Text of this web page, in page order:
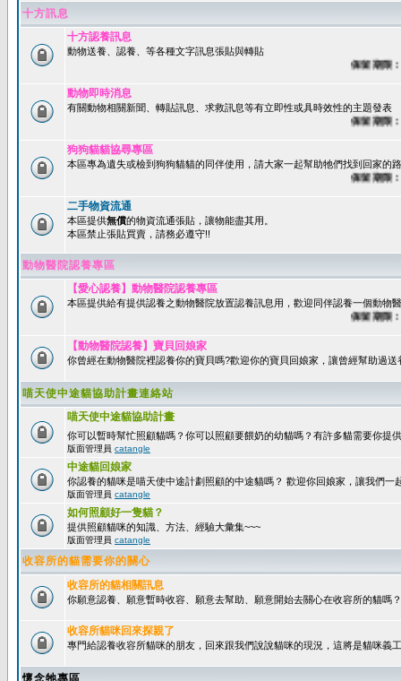
十方訊息
十方認養訊息
動物送養、認養、等各種文字訊息張貼與轉貼
保留期限：60
動物即時消息
有關動物相關新聞、轉貼訊息、求救訊息等有立即性或具時效性的主題發表
保留期限：45
狗狗貓貓協尋專區
本區專為遺失或檢到狗狗貓貓的同伴使用，請大家一起幫助牠們找到回家的
保留期限：60
二手物資流通
本區提供無償的物資流通張貼，讓物能盡其用。
本區禁止張貼買賣，請務必遵守!!
動物醫院認養專區
【愛心認養】動物醫院認養專區
本區提供給有提供認養之動物醫院放置認養訊息用，歡迎同伴認養一個動物
保留期限：60
【動物醫院認養】寶貝回娘家
你曾經在動物醫院裡認養你的寶貝嗎?歡迎你的寶貝回娘家，讓曾經幫助過
喵天使中途貓協助計畫連絡站
喵天使中途貓協助計畫
你可以暫時幫忙照顧貓嗎？你可以照顧要餵奶的幼貓嗎？有許多貓需要你提
版面管理員 catangle
中途貓回娘家
你認養的貓咪是喵天使中途計劃照顧的中途貓嗎？ 歡迎你回娘家，讓我們一
版面管理員 catangle
如何照顧好一隻貓？
提供照顧貓咪的知識、方法、經驗大彙集~~~
版面管理員 catangle
收容所的貓需要你的關心
收容所的貓相關訊息
你願意認養、願意暫時收容、願意去幫助、願意開始去關心在收容所的貓嗎？
收容所貓咪回來探親了
專門給認養收容所貓咪的朋友，回來跟我們說說貓咪的現況，這將是貓咪義
懷念牠專區